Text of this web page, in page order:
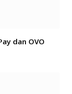
dan OVO